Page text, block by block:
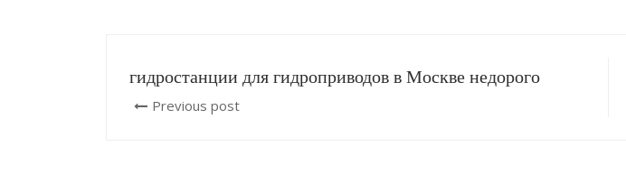
гидростанции для гидроприводов в Москве недорого
Previous post